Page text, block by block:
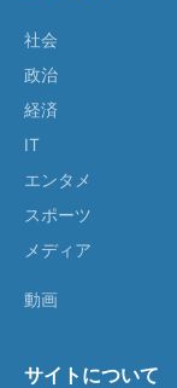
社会
政治
経済
IT
エンタメ
スポーツ
メディア
動画
サイトについて